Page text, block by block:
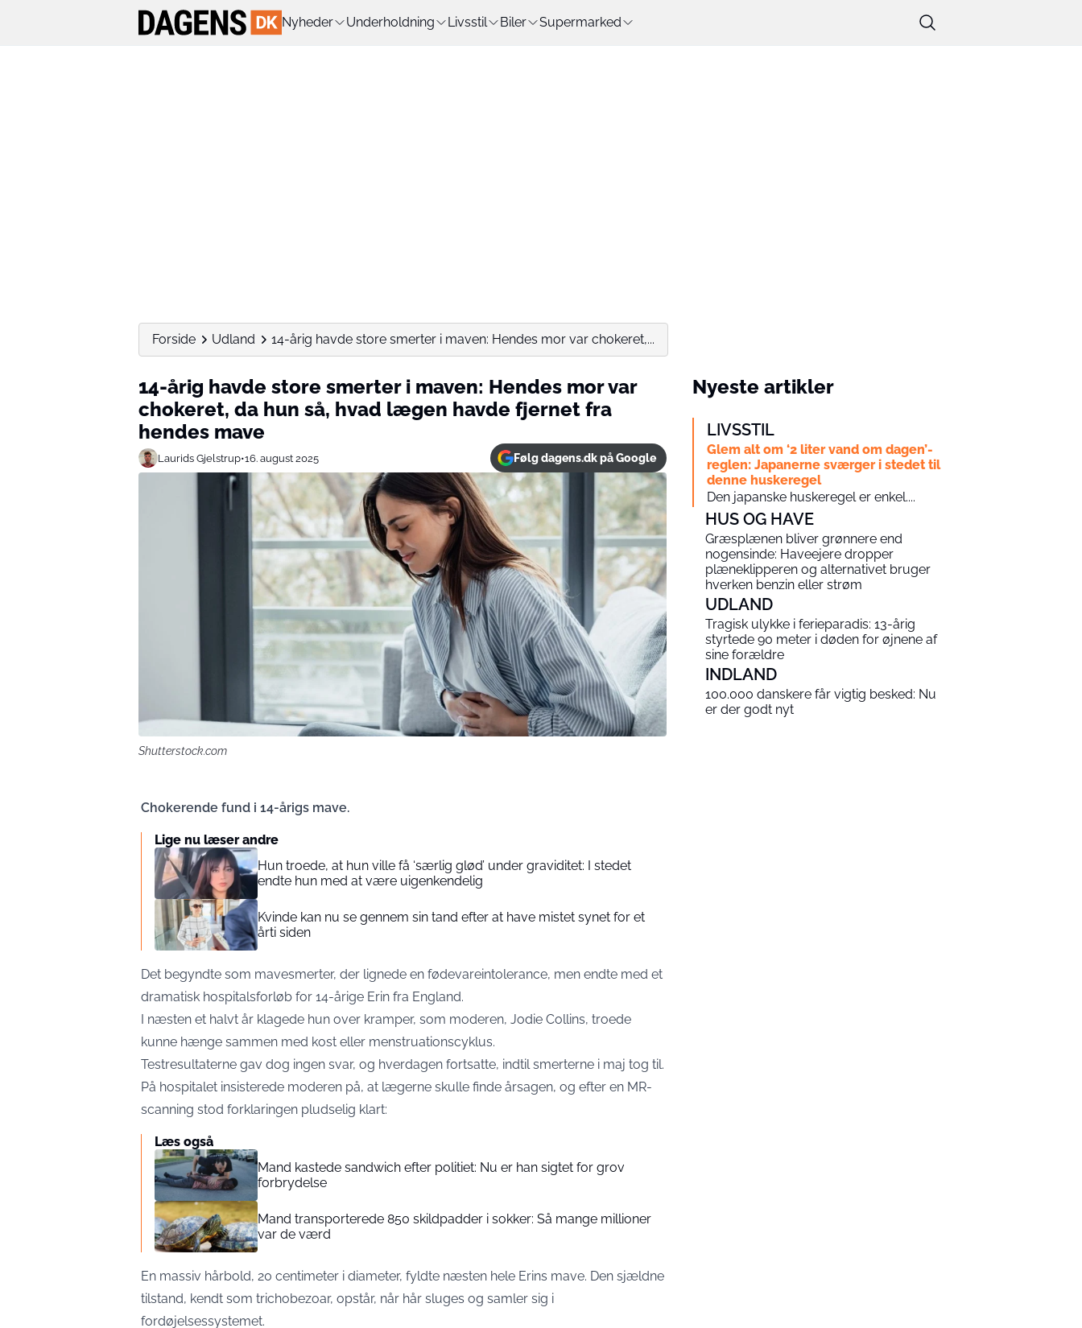
Nyheder Underholdning Livsstil Biler Supermarked
Forside Udland 14-årig havde store smerter i maven: Hendes mor var chokeret,...
14-årig havde store smerter i maven: Hendes mor var
chokeret, da hun så, hvad lægen havde fjernet fra
hendes mave
Laurids Gjelstrup•16. august 2025 Følg dagens.dk på Google
Shutterstock.com
Chokerende fund i 14-årigs mave.
Lige nu læser andre
Hun troede, at hun ville få ‘særlig glød’ under graviditet: I stedet
endte hun med at være uigenkendelig
Kvinde kan nu se gennem sin tand efter at have mistet synet for et
årti siden
Det begyndte som mavesmerter, der lignede en fødevareintolerance, men endte med et
dramatisk hospitalsforløb for 14-årige Erin fra England.
I næsten et halvt år klagede hun over kramper, som moderen, Jodie Collins, troede
kunne hænge sammen med kost eller menstruationscyklus.
Testresultaterne gav dog ingen svar, og hverdagen fortsatte, indtil smerterne i maj tog til.
På hospitalet insisterede moderen på, at lægerne skulle finde årsagen, og efter en MR-
scanning stod forklaringen pludselig klart:
Læs også
Mand kastede sandwich efter politiet: Nu er han sigtet for grov
forbrydelse
Mand transporterede 850 skildpadder i sokker: Så mange millioner
var de værd
En massiv hårbold, 20 centimeter i diameter, fyldte næsten hele Erins mave. Den sjældne
tilstand, kendt som trichobezoar, opstår, når hår sluges og samler sig i
fordøjelsessystemet.
Nyeste artikler
LIVSSTIL
Glem alt om ‘2 liter vand om dagen’-
reglen: Japanerne sværger i stedet til
denne huskeregel
Den japanske huskeregel er enkel....
HUS OG HAVE
Græsplænen bliver grønnere end
nogensinde: Haveejere dropper
plæneklipperen og alternativet bruger
hverken benzin eller strøm
UDLAND
Tragisk ulykke i ferieparadis: 13-årig
styrtede 90 meter i døden for øjnene af
sine forældre
INDLAND
100.000 danskere får vigtig besked: Nu
er der godt nyt